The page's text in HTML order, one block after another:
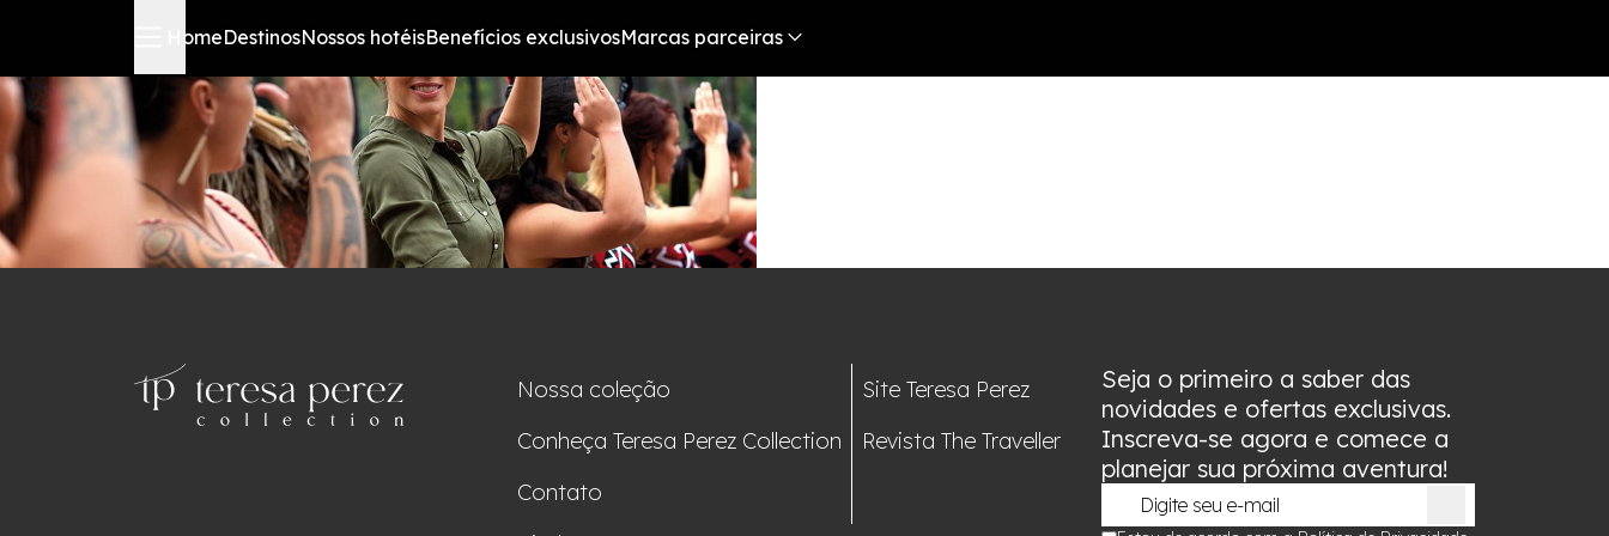
HomeDestinosNossos hotéisBenefícios exclusivosMarcas parceiras
Nossa coleção
Conheça Teresa Perez Collection
Contato
Site Teresa Perez
Revista The Traveller
Seja o primeiro a saber das
novidades e ofertas exclusivas.
Inscreva-se agora e comece a
planejar sua próxima aventura!